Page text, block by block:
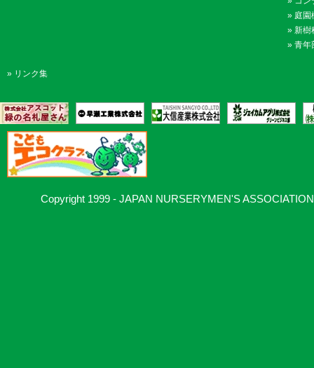
» 庭園
» 新樹
» 青年
» リンク集
Copyright 1999 - JAPAN NURSERYMEN'S